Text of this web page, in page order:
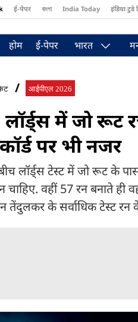
ई-पेपर বাংলা India Today इंडिया टुडे
होम ई-पेपर भारत
आईपीएल 2026
में जो रूट
पर भी नजर
लॉर्ड्स टेस्ट में जो रूट के
चाहिए. वहीं 57 रन बनाते
के सर्वाधिक टेस्ट रन के